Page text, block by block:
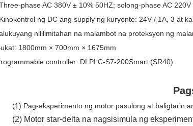
phase AC 380V ± 10% 50HZ; solong-phase AC 220V
ng DC ang supply ng kuryente: 24V / 1A, 3 at
nililimitahan na malambot na proteksyon ng
1800mm × 700mm × 1675mm
controller: DLPLC-S7-200Smart (SR40)
(1) Pag-eksperimento ng motor pasulong at baligtarin
(2) Motor star-delta na nagsisimula ng